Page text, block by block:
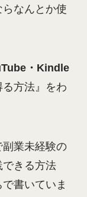
らなんとか使
・Kindle
方法』をわ
業未経験の
きる方法
書いていま